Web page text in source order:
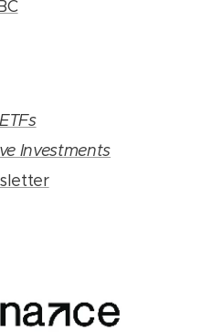
Investments